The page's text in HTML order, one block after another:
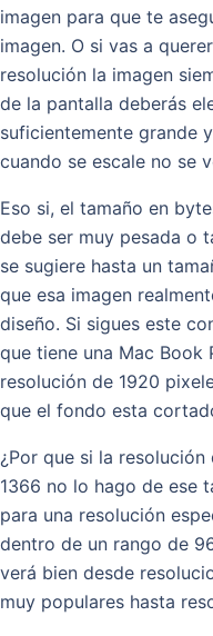
imagen para que te
imagen. O si vas a
resolución la imagen
de la pantalla deberás
suficientemente grande
cuando se escale no se
Eso si, el tamaño en
debe ser muy pesada o
se sugiere hasta un
que esa imagen
diseño. Si sigues este
que tiene una Mac Book
resolución de 1920
que el fondo esta
¿Por que si la
1366 no lo hago de ese
para una resolución
dentro de un rango de
verá bien desde
muy populares hasta